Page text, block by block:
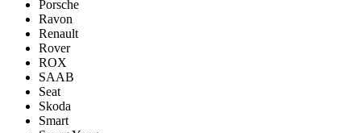
Porsсhe
Ravon
Renault
Rover
ROX
SAAB
Seat
Skoda
Smart